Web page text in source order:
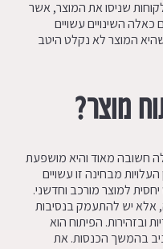
שניסו את המוצר, אשר
כאלה השינויים עשויים
המוצר לא נקלט היטב
מוצר?
חשובה מאוד והיא מושפעת
מבחינה זו עשויים
למוצר מורכב וחדשני.
אלא יש להתעמק בנסיבות
ובזהירות. הפיתוח הוא
בהמשך הכנסות. את